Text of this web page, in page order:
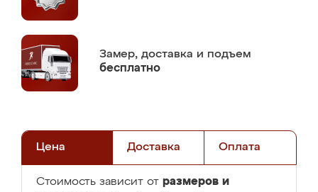
Замер, доставка и подъем
бесплатно
Цена Доставка Оплата
Стоимость зависит от размеров и